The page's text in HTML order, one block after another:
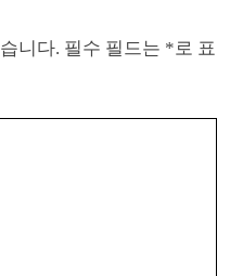
니다. 필수 필드는 *로 표